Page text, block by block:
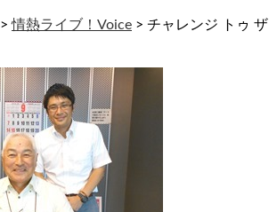
>情熱ライブ！Voice > チャレンジ トゥ ザ